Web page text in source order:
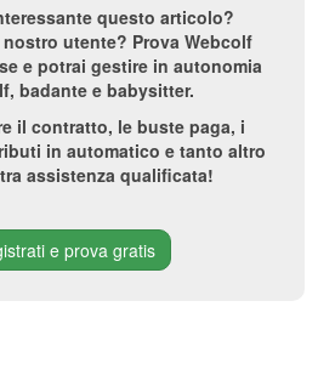
questo articolo?
utente? Prova Webcolf
e potrai gestire in autonomia
badante e babysitter.
il contratto, le buste paga, i
in automatico e tanto altro
assistenza qualificata!
e prova gratis